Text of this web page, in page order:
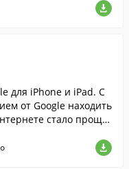
для iPhone и iPad. C
от Google находить
стало проще